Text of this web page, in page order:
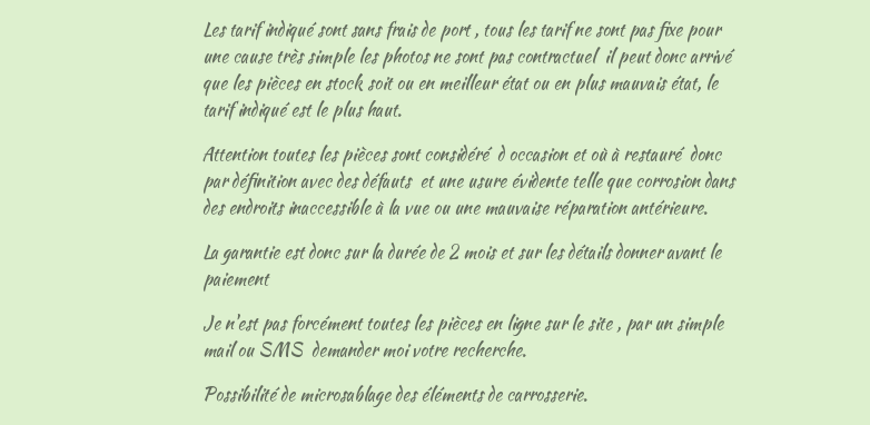
Les tarif indiqué sont sans frais de port , tous les tarif ne sont pas fixe pour
une cause très simple les photos ne sont pas contractuel il peut donc arrivé
que les pièces en stock soit ou en meilleur état ou en plus mauvais état, le
tarif indiqué est le plus haut.
Attention toutes les pièces sont considéré d occasion et où à restauré donc
par définition avec des défauts et une usure évidente telle que corrosion dans
des endroits inaccessible à la vue ou une mauvaise réparation antérieure.
La garantie est donc sur la durée de 2 mois et sur les détails donner avant le
paiement
Je n'est pas forcément toutes les pièces en ligne sur le site , par un simple
mail ou SMS demander moi votre recherche.
Possibilité de microsablage des éléments de carrosserie.